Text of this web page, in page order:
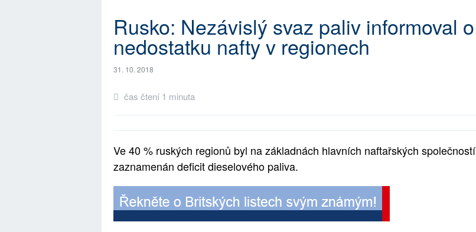
Rusko: Nezávislý svaz paliv informoval o
nedostatku nafty v regionech
31. 10. 2018
čas čtení 1 minuta
Ve 40 % ruských regionů byl na základnách hlavních naftařských společností
zaznamenán deficit dieselového paliva.